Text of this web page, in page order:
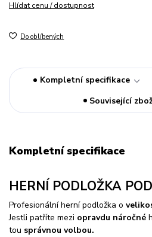
Hlídat cenu / dostupnost
Do oblíbených
Kompletní specifikace
Související
Kompletní specifikace
HERNÍ PODLOŽKA
Profesionální herní podložka o
Jestli patříte mezi opravdu náročné
tou správnou volbou.